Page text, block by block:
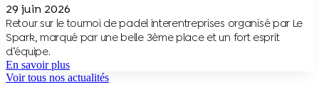
29 juin 2026
Retour sur le tournoi de padel interentreprises organisé par Le
Spark, marqué par une belle 3ème place et un fort esprit
d’équipe.
En savoir plus
Voir tous nos actualités